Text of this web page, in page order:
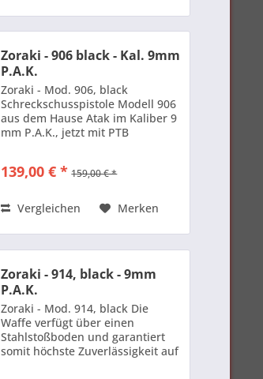
Zoraki - 906 black - Kal. 9mm
P.A.K.
Zoraki - Mod. 906, black
Schreckschusspistole Modell 906
aus dem Hause Atak im Kaliber 9
mm P.A.K., jetzt mit PTB
Schreckschusspistole Zoraki 906
leicht und...
139,00 € * 159,00 € *
Vergleichen Merken
Zoraki - 914, black - 9mm
P.A.K.
Zoraki - Mod. 914, black Die
Waffe verfügt über einen
Stahlstoßboden und garantiert
somit höchste Zuverlässigkeit auf